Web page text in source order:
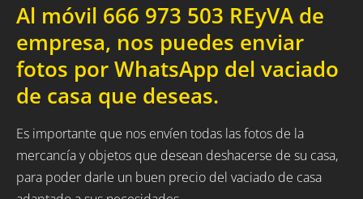
Al móvil 666 973 503 REyVA de
empresa, nos puedes enviar
fotos por WhatsApp del vaciado
de casa que deseas.
Es importante que nos envíen todas las fotos de la
mercancía y objetos que desean deshacerse de su casa,
para poder darle un buen precio del vaciado de casa